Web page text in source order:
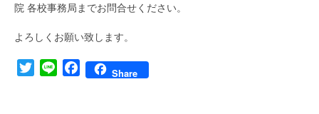
院 各校事務局までお問合せください。
よろしくお願い致します。
TwitterLine FacebookShare